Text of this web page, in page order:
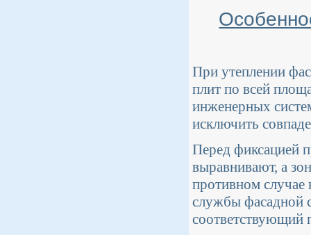
При утеплении
плит по всей
инженерных
исключить
Перед фиксацией
выравнивают, а
противном случае
службы фасадной
соответствующий